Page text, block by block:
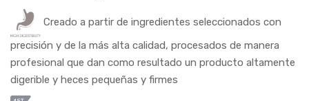
Creado a partir de ingredientes seleccionados con
precisión y de la más alta calidad, procesados ​​de manera
profesional que dan como resultado un producto altamente
digerible y heces pequeñas y firmes